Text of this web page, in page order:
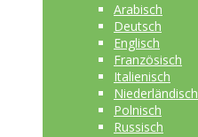
Arabisch
Deutsch
Englisch
Französisch
Italienisch
Niederländisch
Polnisch
Russisch